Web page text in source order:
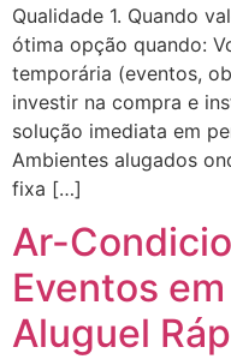
Qualidade 1. Quando
ótima opção quando:
temporária (eventos,
investir na compra e
solução imediata em
Ambientes alugados
fixa […]
Ar-
Eventos
Aluguel